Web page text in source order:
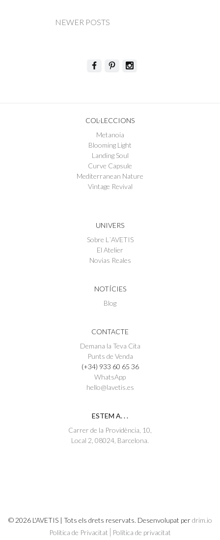
NEWER POSTS
COL·LECCIONS
Metanoia
Blooming Light
Landing Soul
Curve Capsule
Mediterranean Nature
Vintage Revival
UNIVERS
Sobre L´AVETIS
El Atelier
Novias Reales
NOTÍCIES
Blog
CONTACTE
Demana la Teva Cita
Punts de Venda
(+34) 933 60 65 36
WhatsApp
hello@lavetis.es
ESTEM A. . .
Carrer de la Providència, 10,
Local 2, 08024, Barcelona.
© 2026 L'AVETIS | Tots els drets reservats. Desenvolupat perdrim.io
Politica de Privacitat
Política de privacitat